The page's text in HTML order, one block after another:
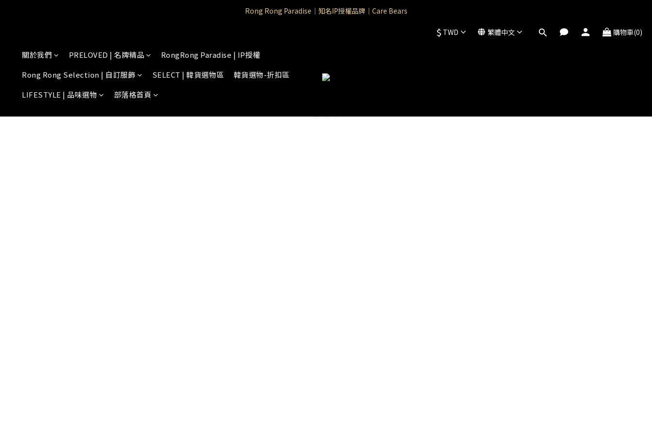
Rong Rong Paradise｜知名IP授權品牌｜Care Bears
Rong Rong Paradise｜知名IP授權品牌｜Care Bears
Rong Rong Selection服 飾 | 自 訂 品 牌 服 飾
Rong Rong Paradise｜知名IP授權品牌｜Care Bears
$ TWD 繁體中文 購物車(0)
關於我們 PRELOVED | 名牌精品
RongRong Paradise | IP授權
Rong Rong Selection | 自訂服飾
SELECT | 韓貨選物區
韓貨選物-折扣區
LIFESTYLE | 品味選物
部落格首頁